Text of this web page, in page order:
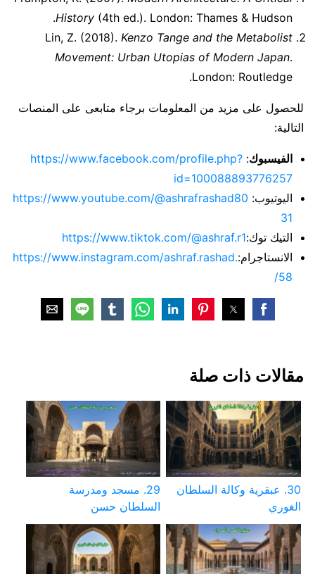
History (4th ed.). London: Thames & Hudson.
Lin, Z. (2018). Kenzo Tange and the Metabolist
Movement: Urban Utopias of Modern Japan.
London: Routledge.
للحصول على مزيد من المعلومات برجاء متابعى على المنصات
التالية:
الفيسبوك:
https://www.facebook.com/profile.php?
id=100088893776257
اليوتيوب: https://www.youtube.com/@ashrafrashad80
31
التيك توك:https://www.tiktok.com/@ashraf.r1
الانستاجرام:https://www.instagram.com/ashraf.rashad.
58/
مقالات ذات صلة
30. عبقرية وكالة السلطان
الغوري
29. مسجد ومدرسة
السلطان حسن